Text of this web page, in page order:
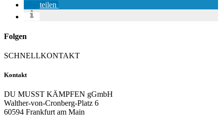
teilen
Folgen
SCHNELLKONTAKT
Kontakt
DU MUSST KÄMPFEN gGmbH
Walther-von-Cronberg-Platz 6
60594 Frankfurt am Main